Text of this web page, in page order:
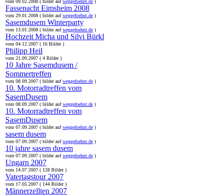
vom 09.02.2008 ( bilder aufweggefoehnt.de )
Fassenacht Eimsheim 2008
vom 29.01.2008 ( bilder aufweggefoehnt.de )
Sasemdusem Winterparty
vom 13.01.2008 ( bilder aufweggefoehnt.de )
Hochzeit Micha und Silvi Bürkl
vom 04.12.2007 ( 16 Bilder )
Philipp Heil
vom 21.09.2007 ( 4 Bilder )
10 Jahre Sasemdusem /
Sommertreffen
vom 08.09.2007 ( bilder aufweggefoehnt.de )
10. Motorradtreffen vom
SasemDusem
vom 08.09.2007 ( bilder aufweggefoehnt.de )
10. Motorradtreffen vom
SasemDusem
vom 07.09.2007 ( bilder aufweggefoehnt.de )
sasem dusem
vom 07.09.2007 ( bilder aufweggefoehnt.de )
10 jahre sasem dusem
vom 07.09.2007 ( bilder aufweggefoehnt.de )
Ungarn 2007
vom 14.07.2007 ( 128 Bilder )
Vatertagstour 2007
vom 17.05.2007 ( 144 Bilder )
Männerzellten 2007